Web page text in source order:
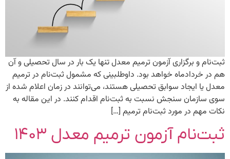
ثبت‌نام و برگزاری آزمون ترمیم معدل تنها یک بار در سال تحصیلی و آن
هم در خردادماه خواهد بود. داوطلبینی که مشمول ثبت‌نام در ترمیم
معدل یا ایجاد سوابق تحصیلی هستند، می‌توانند در زمان اعلام شده از
سوی سازمان سنجش نسبت به ثبت‌نام اقدام کنند. در این مقاله به
نکات مهم در مورد ثبت‌نام ترمیم […]
ثبت‌نام آزمون ترمیم معدل ۱۴۰۳